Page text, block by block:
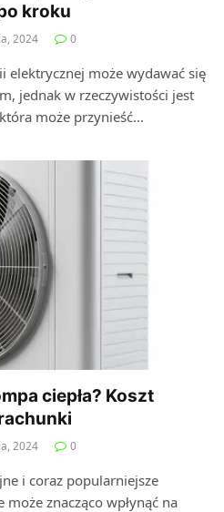
kroku
2024 0
elektrycznej może wydawać się
jednak w rzeczywistości jest
może przynieść…
ciepła? Koszt
2024 0
i coraz popularniejsze
znacząco wpłynąć na